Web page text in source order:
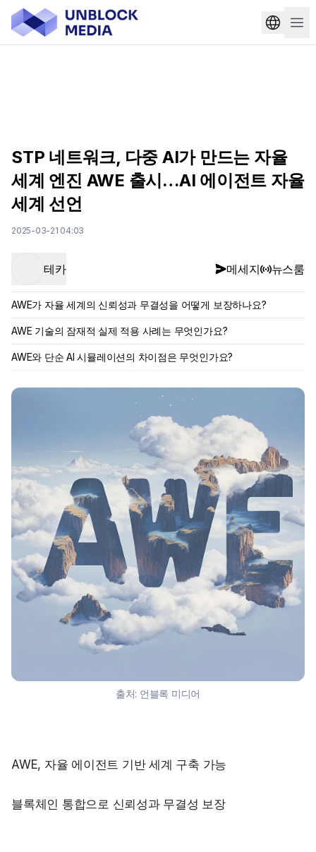
STP 네트워크, 다중 AI가 만드는 자율
세계 엔진 AWE 출시…AI 에이전트 자율
세계 선언
2025-03-21 04:03
테카 메세지 뉴스룸
AWE가 자율 세계의 신뢰성과 무결성을 어떻게 보장하나요?
AWE 기술의 잠재적 실제 적용 사례는 무엇인가요?
AWE와 단순 AI 시뮬레이션의 차이점은 무엇인가요?
출처: 언블록 미디어
AWE, 자율 에이전트 기반 세계 구축 가능
블록체인 통합으로 신뢰성과 무결성 보장